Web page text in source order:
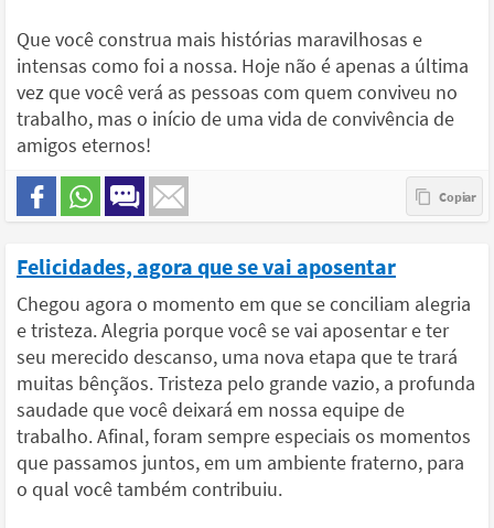
Que você construa mais histórias maravilhosas e
intensas como foi a nossa. Hoje não é apenas a última
vez que você verá as pessoas com quem conviveu no
trabalho, mas o início de uma vida de convivência de
amigos eternos!
Felicidades, agora que se vai aposentar
Chegou agora o momento em que se conciliam alegria
e tristeza. Alegria porque você se vai aposentar e ter
seu merecido descanso, uma nova etapa que te trará
muitas bênçãos. Tristeza pelo grande vazio, a profunda
saudade que você deixará em nossa equipe de
trabalho. Afinal, foram sempre especiais os momentos
que passamos juntos, em um ambiente fraterno, para
o qual você também contribuiu.